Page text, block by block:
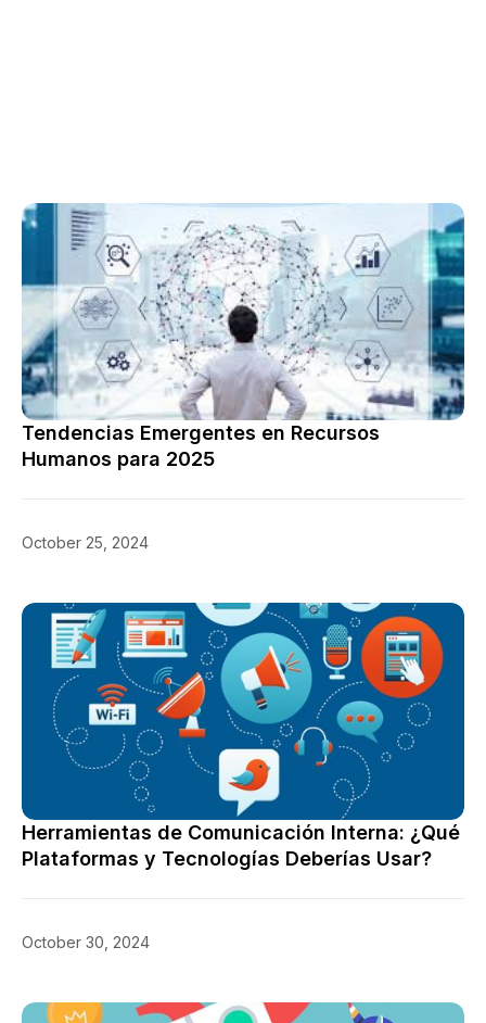
Tendencias Emergentes en Recursos
Humanos para 2025
October 25, 2024
Herramientas de Comunicación Interna: ¿Qué
Plataformas y Tecnologías Deberías Usar?
October 30, 2024